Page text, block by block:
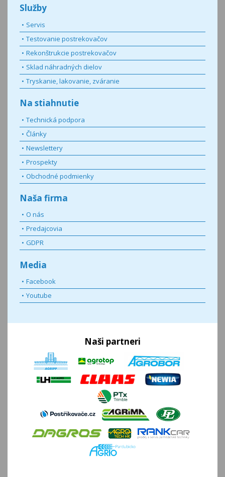
Služby
Servis
Testovanie postrekovačov
Rekonštrukcie postrekovačov
Sklad náhradných dielov
Tryskanie, lakovanie, zváranie
Na stiahnutie
Technická podpora
Články
Newslettery
Prospekty
Obchodné podmienky
Naša firma
O nás
Predajcovia
GDPR
Media
Facebook
Youtube
Naši partneri